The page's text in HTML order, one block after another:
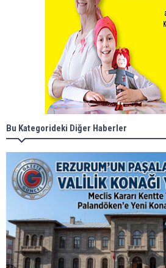
Bu Kategorideki Diğer Haberler